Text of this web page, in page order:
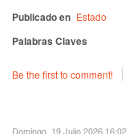
Publicado en Estado
Palabras Claves
Be the first to comment!
Domingo, 19 Julio 2026 16:02